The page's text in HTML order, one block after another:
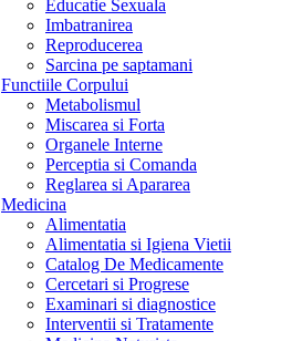
Educatie Sexuala
Imbatranirea
Reproducerea
Sarcina pe saptamani
Functiile Corpului
Metabolismul
Miscarea si Forta
Organele Interne
Perceptia si Comanda
Reglarea si Apararea
Medicina
Alimentatia
Alimentatia si Igiena Vietii
Catalog De Medicamente
Cercetari si Progrese
Examinari si diagnostice
Interventii si Tratamente